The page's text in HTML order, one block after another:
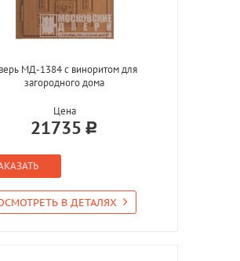
МД-1384 с виноритом для
загородного дома
Цена
21735
В ДЕТАЛЯХ